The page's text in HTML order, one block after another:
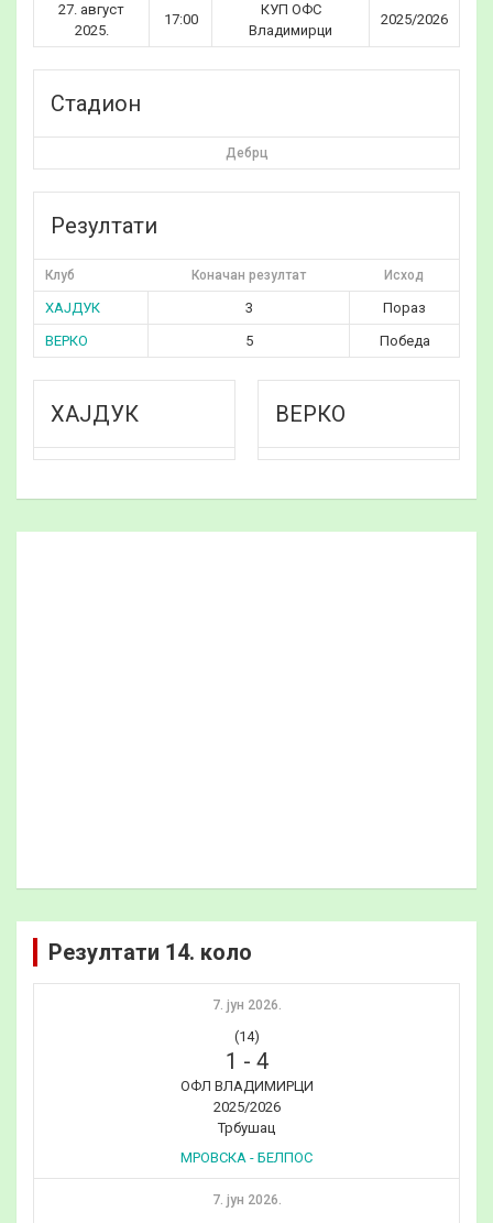
27. август
2025.
17:00
КУП ОФС
Владимирци
2025/2026
Стадион
Дебрц
Резултати
Клуб Коначан резултат Исход
ХАЈДУК 3
Пораз
ВЕРКО
5 Победа
ХАЈДУК ВЕРКО
Резултати 14. коло
7. јун 2026.
(14)
1 - 4
ОФЛ ВЛАДИМИРЦИ
2025/2026
Трбушац
МРОВСКА - БЕЛПОС
7. јун 2026.